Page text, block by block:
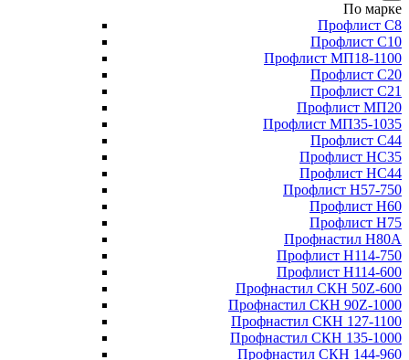
По марке
Профлист С8
Профлист С10
Профлист МП18-1100
Профлист С20
Профлист С21
Профлист МП20
Профлист МП35-1035
Профлист С44
Профлист НС35
Профлист НС44
Профлист Н57-750
Профлист Н60
Профлист Н75
Профнастил Н80А
Профлист Н114-750
Профлист Н114-600
Профнастил СКН 50Z-600
Профнастил СКН 90Z-1000
Профнастил СКН 127-1100
Профнастил СКН 135-1000
Профнастил СКН 144-960